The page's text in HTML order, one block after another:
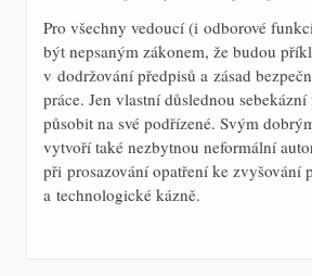
Pro všechny vedoucí (i odborové
být nepsaným zákonem, že budou
v dodržování předpisů a zásad
práce. Jen vlastní důslednou
působit na své podřízené. Svým
vytvoří také nezbytnou neformální
při prosazování opatření ke zvyšování
a technologické kázně.